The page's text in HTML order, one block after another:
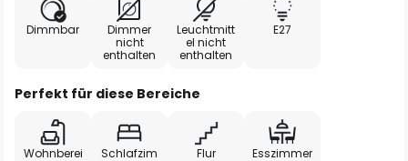
Dimmbar
Dimmer
nicht
enthalten
Leuchtmitt
el nicht
enthalten
E27
Perfekt für diese Bereiche
Wohnberei
Schlafzim
Flur Esszimmer